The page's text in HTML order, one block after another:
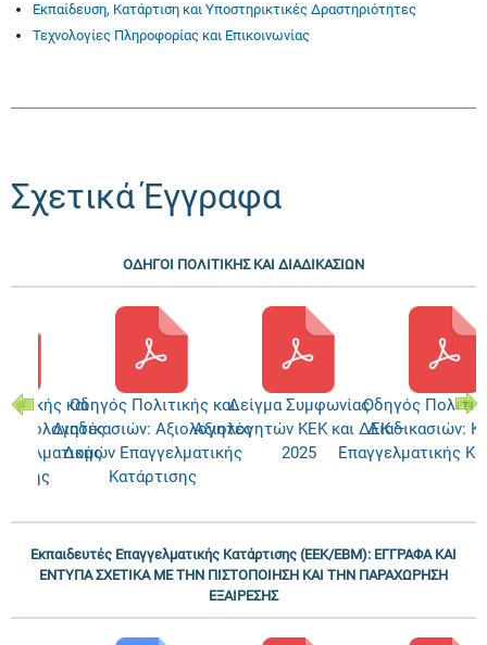
Εκπαίδευση, Κατάρτιση και Υποστηρικτικές Δραστηριότητες
Τεχνολογίες Πληροφορίας και Επικοινωνίας
Σχετικά Έγγραφα
ΟΔΗΓΟΙ ΠΟΛΙΤΙΚΗΣ ΚΑΙ ΔΙΑΔΙΚΑΣΙΩΝ
και
Αξιολογητές
Οδηγός Πολιτικής και
Διαδικασιών: Αξιολογητές
Δομών Επαγγελματικής
Κατάρτισης
Δείγμα Συμφωνίας
Αξιολογητών ΚΕΚ και ΔΕΚ –
2025
Οδηγός
Διαδικασιών:
Επαγγελματικής
Εκπαιδευτές Επαγγελματικής Κατάρτισης (ΕΕΚ/ΕΒΜ): ΕΓΓΡΑΦΑ ΚΑΙ
ΕΝΤΥΠΑ ΣΧΕΤΙΚΑ ΜΕ ΤΗΝ ΠΙΣΤΟΠΟΙΗΣΗ ΚΑΙ ΤΗΝ ΠΑΡΑΧΩΡΗΣΗ
ΕΞΑΙΡΕΣΗΣ